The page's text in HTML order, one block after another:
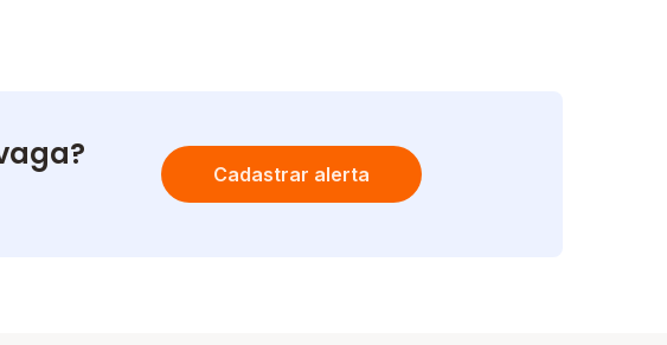
Cadastrar alerta